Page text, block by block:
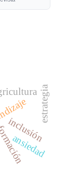
inclusión
ansiedad
estrategia